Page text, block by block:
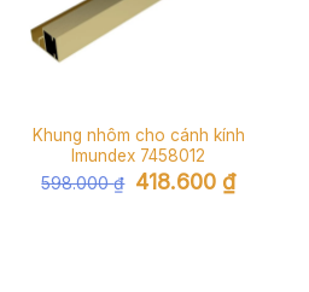
Khung nhôm cho cánh kính
Imundex 7458012
598.000₫
Giá
gốc
418.600 ₫Giá
hiện